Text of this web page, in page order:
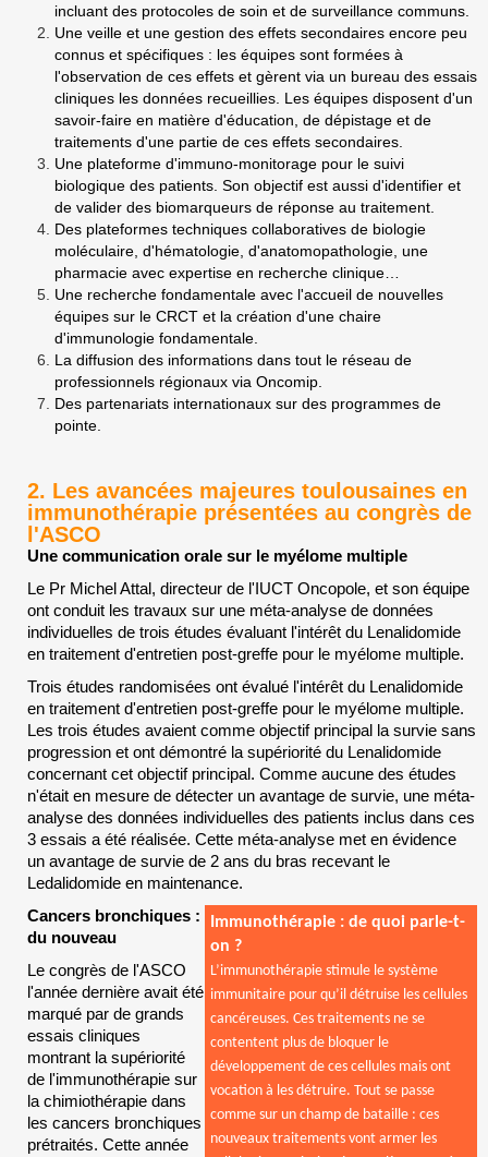
incluant des protocoles de soin et de surveillance communs.
Une veille et une gestion des effets secondaires encore peu
connus et spécifiques : les équipes sont formées à
l'observation de ces effets et gèrent via un bureau des essais
cliniques les données recueillies. Les équipes disposent d'un
savoir-faire en matière d'éducation, de dépistage et de
traitements d'une partie de ces effets secondaires.
Une plateforme d'immuno-monitorage pour le suivi
biologique des patients. Son objectif est aussi d'identifier et
de valider des biomarqueurs de réponse au traitement.
Des plateformes techniques collaboratives de biologie
moléculaire, d'hématologie, d'anatomopathologie, une
pharmacie avec expertise en recherche clinique…
Une recherche fondamentale avec l'accueil de nouvelles
équipes sur le CRCT et la création d'une chaire
d'immunologie fondamentale.
La diffusion des informations dans tout le réseau de
professionnels régionaux via Oncomip.
Des partenariats internationaux sur des programmes de
pointe.
2. Les avancées majeures toulousaines en
immunothérapie présentées au congrès de
l'ASCO
Une communication orale sur le myélome multiple
Le Pr Michel Attal, directeur de l'IUCT Oncopole, et son équipe
ont conduit les travaux sur une méta-analyse de données
individuelles de trois études évaluant l'intérêt du Lenalidomide
en traitement d'entretien post-greffe pour le myélome multiple.
Trois études randomisées ont évalué l'intérêt du Lenalidomide
en traitement d'entretien post-greffe pour le myélome multiple.
Les trois études avaient comme objectif principal la survie sans
progression et ont démontré la supériorité du Lenalidomide
concernant cet objectif principal. Comme aucune des études
n'était en mesure de détecter un avantage de survie, une méta-
analyse des données individuelles des patients inclus dans ces
3 essais a été réalisée. Cette méta-analyse met en évidence
un avantage de survie de 2 ans du bras recevant le
Ledalidomide en maintenance.
Immunothérapie : de quoi parle-t-
on ?
L’immunothérapie stimule le système
immunitaire pour qu’il détruise les cellules
cancéreuses. Ces traitements ne se
contentent plus de bloquer le
développement de ces cellules mais ont
vocation à les détruire. Tout se passe
comme sur un champ de bataille : ces
nouveaux traitements vont armer les
Cancers bronchiques :
du nouveau
Le congrès de l'ASCO
l'année dernière avait été
marqué par de grands
essais cliniques
montrant la supériorité
de l'immunothérapie sur
la chimiothérapie dans
les cancers bronchiques
prétraités. Cette année